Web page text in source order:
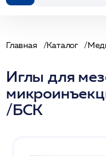
Главная Каталог
Иглы для
/БСК